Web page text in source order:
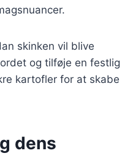
skinken vil blive
og tilføje en festlig
kartofler for at skabe
dens